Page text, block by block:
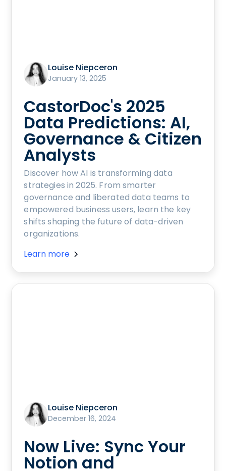
Louise Niepceron
January 13, 2025
CastorDoc's 2025
Data Predictions: AI,
Governance & Citizen
Analysts
Discover how AI is transforming data
strategies in 2025. From smarter
governance and liberated data teams to
empowered business users, learn the key
shifts shaping the future of data-driven
organizations.
Learn more
Louise Niepceron
December 16, 2024
Now Live: Sync Your
Notion and